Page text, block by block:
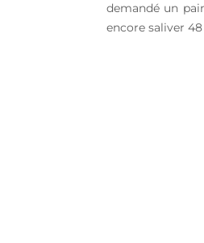
demandé un
encore saliver